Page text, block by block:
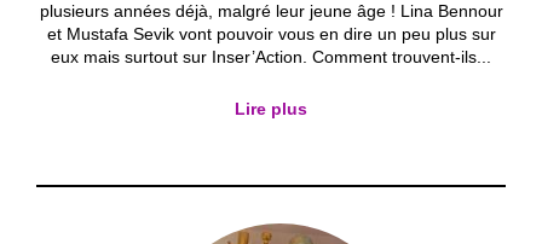
plusieurs années déjà, malgré leur jeune âge ! Lina Bennour
et Mustafa Sevik vont pouvoir vous en dire un peu plus sur
eux mais surtout sur Inser’Action. Comment trouvent-ils...
Lire plus